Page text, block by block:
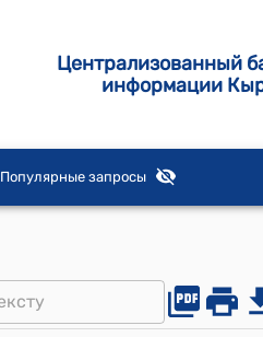
Централизованный
информации
Популярные запросы